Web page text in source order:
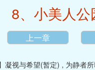
8、小美人
上一章
凝视与希望(暂定) , 为静者